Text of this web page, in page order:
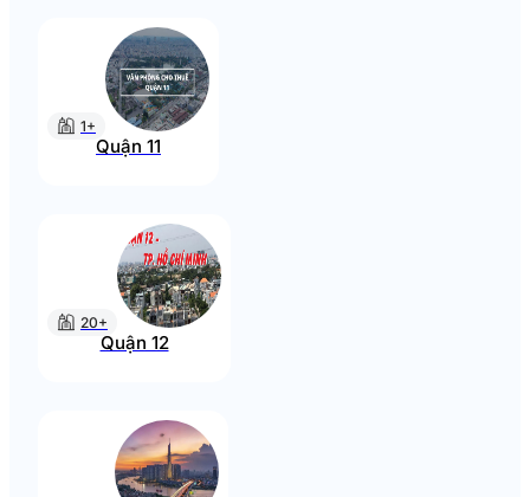
1+
Quận 11
20+
Quận 12